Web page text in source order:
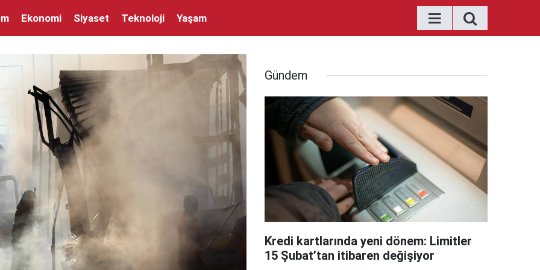
Ekonomi Siyaset Teknoloji Yaşam
Gündem
Kredi kartlarında yeni dönem: Limitler
15 Şubat’tan itibaren değişiyor